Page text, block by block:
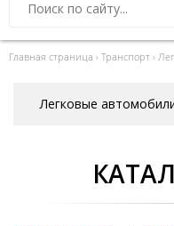
Главная страница › Транспорт ›
Легковые